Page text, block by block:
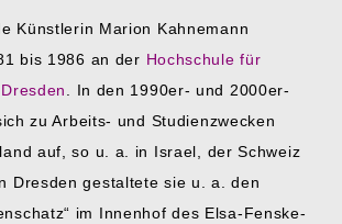
Künstlerin Marion Kahnemann
bis 1986 an der Hochschule für
. In den 1990er- und 2000er-
zu Arbeits- und Studienzwecken
auf, so u. a. in Israel, der Schweiz
Dresden gestaltete sie u. a. den
im Innenhof des Elsa-Fenske-